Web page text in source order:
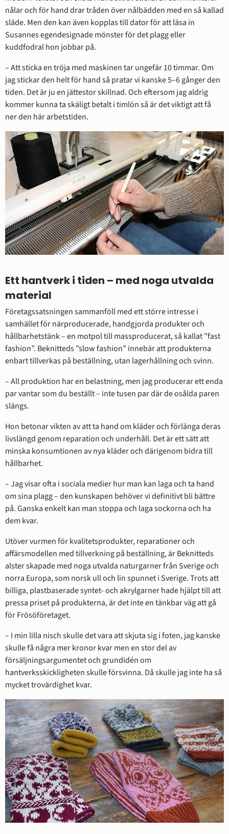
nålar och för hand drar tråden över nålbädden med en så kallad
släde. Men den kan även kopplas till dator för att läsa in
Susannes egendesignade mönster för det plagg eller
kuddfodral hon jobbar på.
– Att sticka en tröja med maskinen tar ungefär 10 timmar. Om
jag stickar den helt för hand så pratar vi kanske 5–6 gånger den
tiden. Det är ju en jättestor skillnad. Och eftersom jag aldrig
kommer kunna ta skäligt betalt i timlön så är det viktigt att få
ner den här arbetstiden.
Ett hantverk i tiden – med noga utvalda
material
Företagssatsningen sammanföll med ett större intresse i
samhället för närproducerade, handgjorda produkter och
hållbarhetstänk – en motpol till massproducerat, så kallat ”fast
fashion”. Beknitteds ”slow fashion” innebär att produkterna
enbart tillverkas på beställning, utan lagerhållning och svinn.
– All produktion har en belastning, men jag producerar ett enda
par vantar som du beställt – inte tusen par där de osålda paren
slängs.
Hon betonar vikten av att ta hand om kläder och förlänga deras
livslängd genom reparation och underhåll. Det är ett sätt att
minska konsumtionen av nya kläder och därigenom bidra till
hållbarhet.
– Jag visar ofta i sociala medier hur man kan laga och ta hand
om sina plagg – den kunskapen behöver vi definitivt bli bättre
på. Ganska enkelt kan man stoppa och laga sockorna och ha
dem kvar.
Utöver vurmen för kvalitetsprodukter, reparationer och
affärsmodellen med tillverkning på beställning, är Beknitteds
alster skapade med noga utvalda naturgarner från Sverige och
norra Europa, som norsk ull och lin spunnet i Sverige. Trots att
billiga, plastbaserade syntet- och akrylgarner hade hjälpt till att
pressa priset på produkterna, är det inte en tänkbar väg att gå
för Frösöföretaget.
– I min lilla nisch skulle det vara att skjuta sig i foten, jag kanske
skulle få några mer kronor kvar men en stor del av
försäljningsargumentet och grundidén om
hantverksskickligheten skulle försvinna. Då skulle jag inte ha så
mycket trovärdighet kvar.